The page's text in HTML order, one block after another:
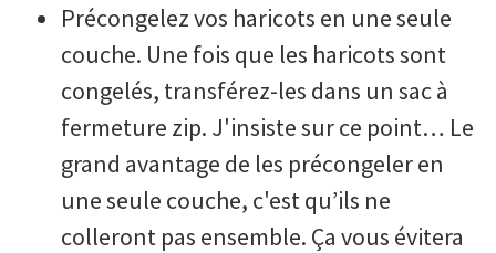
Précongelez vos haricots en une seule
couche. Une fois que les haricots sont
congelés, transférez-les dans un sac à
fermeture zip. J'insiste sur ce point… Le
grand avantage de les précongeler en
une seule couche, c'est qu’ils ne
colleront pas ensemble. Ça vous évitera